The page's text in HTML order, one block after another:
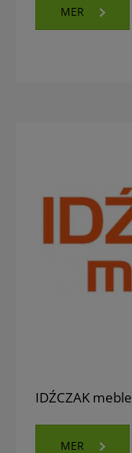
MER
IDŹCZAK meble
MER